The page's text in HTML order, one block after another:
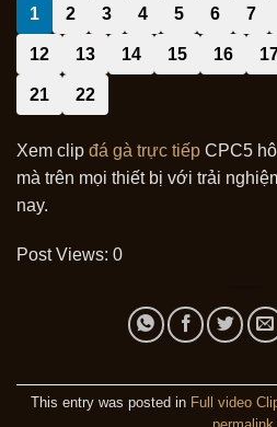
1 2 3 4 5 6 7
12 13 14 15 16
21 22
Xem clip đá gà trực tiếp CPC5
mà trên mọi thiết bị với trải
nay.
Post Views: 0
This entry was posted in Full video